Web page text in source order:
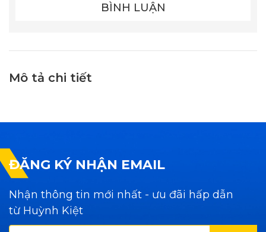
BÌNH LUẬN
Mô tả chi tiết
ĐĂNG KÝ NHẬN EMAIL
Nhận thông tin mới nhất - ưu đãi hấp dẫn
từ Huỳnh Kiệt